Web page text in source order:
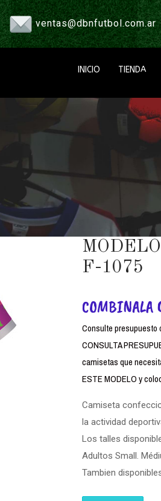
ventas@dbnfutbol.com.ar
INICIO TIENDA
MODELO
F-1075
COMBINALA
Consulte presupuesto
CONSULTA
camisetas que
ESTE MODELO y
Camiseta
la actividad
Los talles
Adultos Small.
Tambien